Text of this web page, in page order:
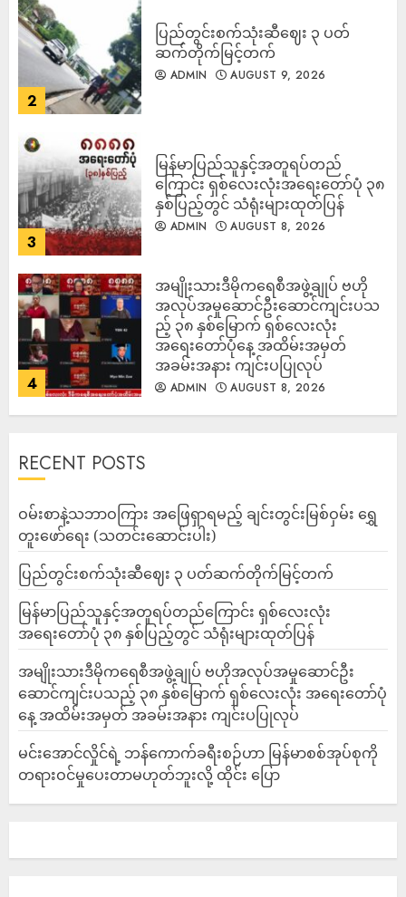
2
ပြည်တွင်းစက်သုံးဆီဈေး ၃ ပတ်
ဆက်တိုက်မြင့်တက်
ADMIN AUGUST 9, 2026
3
မြန်မာပြည်သူနှင့်အတူရပ်တည်
ကြောင်း ရှစ်လေးလုံးအရေးတော်ပုံ ၃၈
နှစ်ပြည့်တွင် သံရုံးများထုတ်ပြန်
ADMIN AUGUST 8, 2026
4
အမျိုးသားဒီမိုကရေစီအဖွဲ့ချုပ် ဗဟို
အလုပ်အမှုဆောင်ဦးဆောင်ကျင်းပသ
ည့် ၃၈ နှစ်မြောက် ရှစ်လေးလုံး
အရေးတော်ပုံနေ့ အထိမ်းအမှတ်
အခမ်းအနား ကျင်းပပြုလုပ်
ADMIN AUGUST 8, 2026
RECENT POSTS
ဝမ်းစာနဲ့သဘာဝကြား အဖြေရှာရမည့် ချင်းတွင်းမြစ်ဝှမ်း ရွှေ
တူးဖော်ရေး (သတင်းဆောင်းပါး)
ပြည်တွင်းစက်သုံးဆီဈေး ၃ ပတ်ဆက်တိုက်မြင့်တက်
မြန်မာပြည်သူနှင့်အတူရပ်တည်ကြောင်း ရှစ်လေးလုံး
အရေးတော်ပုံ ၃၈ နှစ်ပြည့်တွင် သံရုံးများထုတ်ပြန်
အမျိုးသားဒီမိုကရေစီအဖွဲ့ချုပ် ဗဟိုအလုပ်အမှုဆောင်ဦး
ဆောင်ကျင်းပသည့် ၃၈ နှစ်မြောက် ရှစ်လေးလုံး အရေးတော်ပုံ
နေ့ အထိမ်းအမှတ် အခမ်းအနား ကျင်းပပြုလုပ်
မင်းအောင်လှိုင်ရဲ့ ဘန်ကောက်ခရီးစဉ်ဟာ မြန်မာစစ်အုပ်စုကို
တရားဝင်မှုပေးတာမဟုတ်ဘူးလို့ ထိုင်း ပြော